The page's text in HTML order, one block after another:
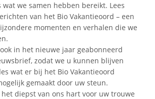
we samen hebben bereikt. Lees
van het Bio Vakantieoord – een
momenten en verhalen die we
in het nieuwe jaar geabonneerd
zodat we u kunnen blijven
wat er bij het Bio Vakantieoord
gemaakt door uw steun.
diepst van ons hart voor uw trouwe